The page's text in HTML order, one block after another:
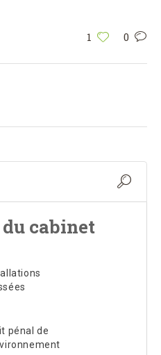
1 0
cabinet
pénal de